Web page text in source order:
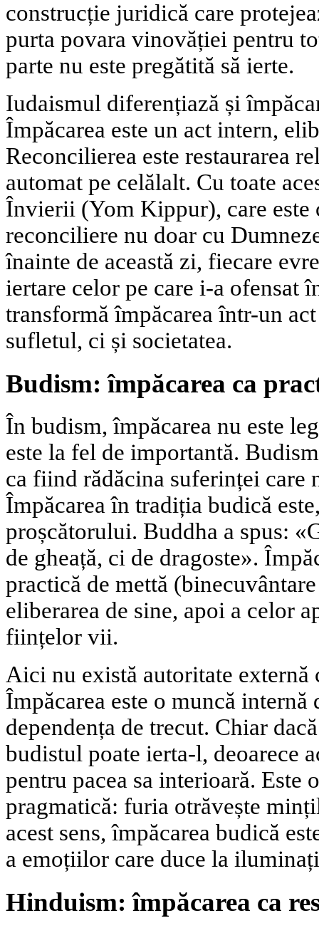
construcție juridică care
purta povara vinovăției pentru
parte nu este pregătită să ierte.
Iudaismul diferențiază și
Împăcarea este un act intern,
Reconcilierea este restaurarea
automat pe celălalt. Cu toate
Învierii (Yom Kippur), care este
reconciliere nu doar cu
înainte de această zi, fiecare
iertare celor pe care i-a ofensat
transformă împăcarea într-un
sufletul, ci și societatea.
Budism: împăcarea ca
În budism, împăcarea nu este
este la fel de importantă.
ca fiind rădăcina suferinței care
Împăcarea în tradiția budică
proșcătorului. Buddha a spus:
de gheață, ci de dragoste».
practică de mettă
eliberarea de sine, apoi a celor
ființelor vii.
Aici nu există autoritate externă
Împăcarea este o muncă internă
dependența de trecut. Chiar
budistul poate ierta-l, deoarece
pentru pacea sa interioară. Este
pragmatică: furia otrăvește
acest sens, împăcarea budică
a emoțiilor care duce la
Hinduism: împăcarea ca